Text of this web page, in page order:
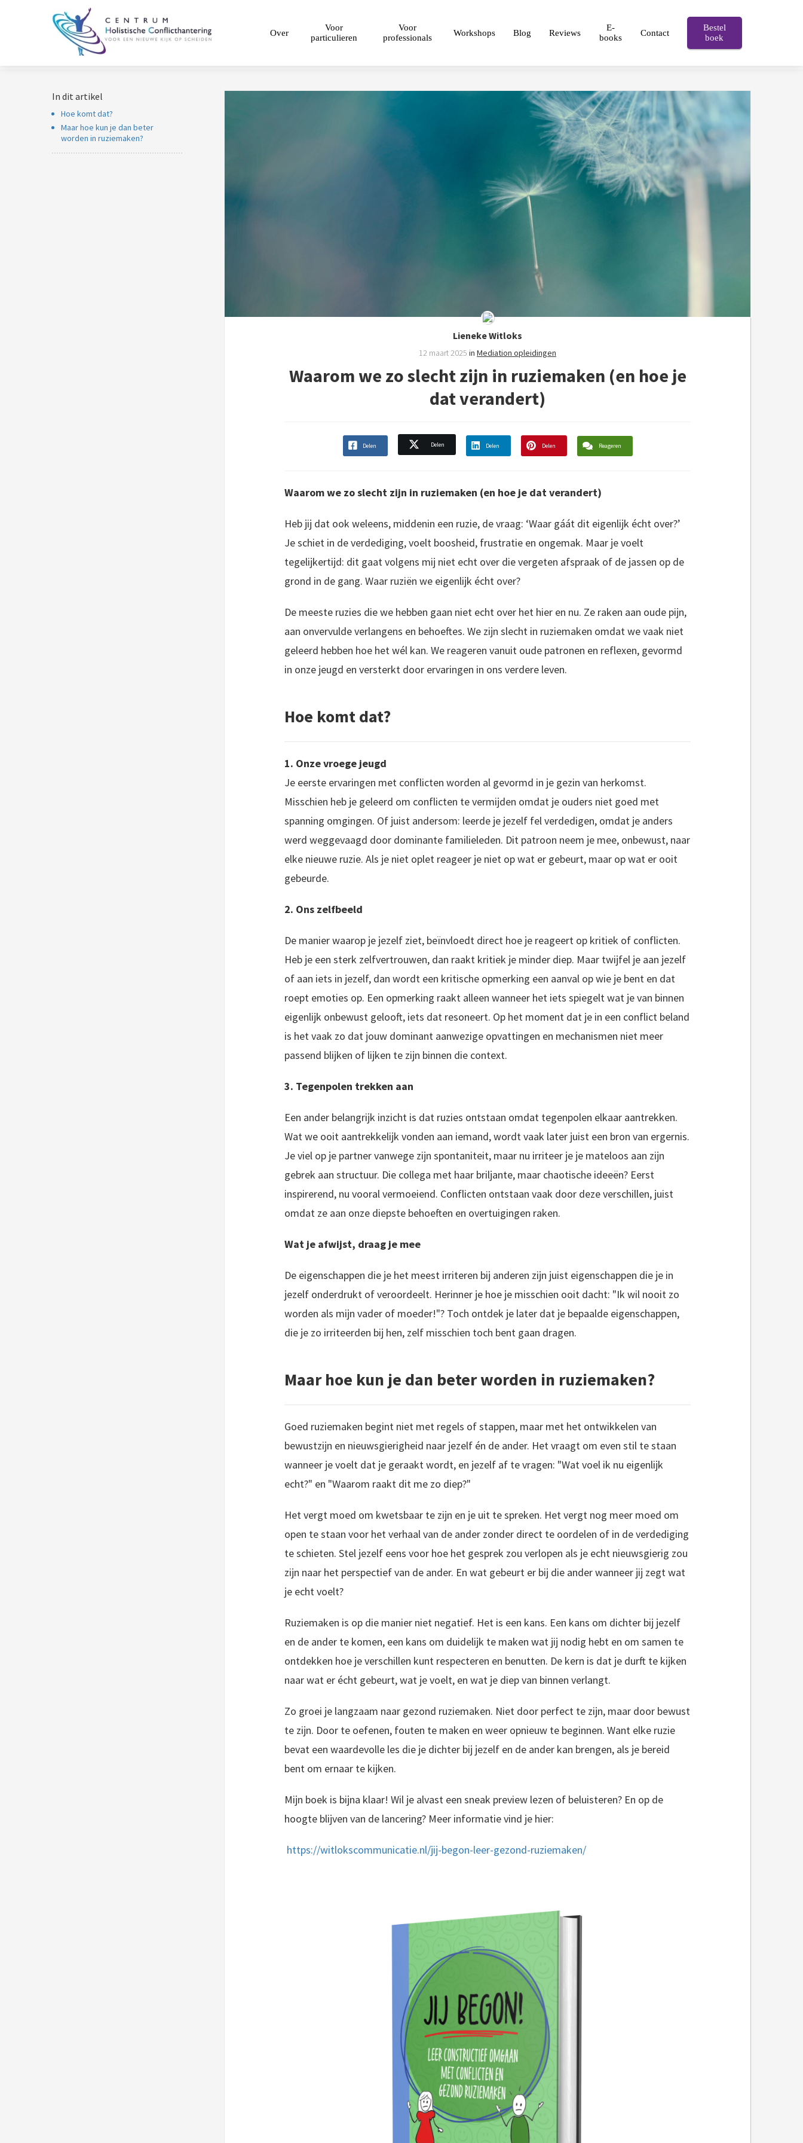
Over
Voor
particulieren
Voor
professionals
Workshops Blog Reviews
E-
books
Contact
Bestel
boek
In dit artikel
Hoe komt dat?
Maar hoe kun je dan beter
worden in ruziemaken?
Lieneke Witloks
12 maart 2025 in Mediation opleidingen
Waarom we zo slecht zijn in ruziemaken (en hoe je
dat verandert)
Delen Delen Delen Delen Reageren
Waarom we zo slecht zijn in ruziemaken (en hoe je dat verandert)
Heb jij dat ook weleens, middenin een ruzie, de vraag: ‘Waar gáát dit eigenlijk écht over?’
Je schiet in de verdediging, voelt boosheid, frustratie en ongemak. Maar je voelt
tegelijkertijd: dit gaat volgens mij niet echt over die vergeten afspraak of de jassen op de
grond in de gang. Waar ruziën we eigenlijk écht over?
De meeste ruzies die we hebben gaan niet echt over het hier en nu. Ze raken aan oude pijn,
aan onvervulde verlangens en behoeftes. We zijn slecht in ruziemaken omdat we vaak niet
geleerd hebben hoe het wél kan. We reageren vanuit oude patronen en reflexen, gevormd
in onze jeugd en versterkt door ervaringen in ons verdere leven.
Hoe komt dat?
1. Onze vroege jeugd
Je eerste ervaringen met conflicten worden al gevormd in je gezin van herkomst.
Misschien heb je geleerd om conflicten te vermijden omdat je ouders niet goed met
spanning omgingen. Of juist andersom: leerde je jezelf fel verdedigen, omdat je anders
werd weggevaagd door dominante familieleden. Dit patroon neem je mee, onbewust, naar
elke nieuwe ruzie. Als je niet oplet reageer je niet op wat er gebeurt, maar op wat er ooit
gebeurde.
2. Ons zelfbeeld
De manier waarop je jezelf ziet, beïnvloedt direct hoe je reageert op kritiek of conflicten.
Heb je een sterk zelfvertrouwen, dan raakt kritiek je minder diep. Maar twijfel je aan jezelf
of aan iets in jezelf, dan wordt een kritische opmerking een aanval op wie je bent en dat
roept emoties op. Een opmerking raakt alleen wanneer het iets spiegelt wat je van binnen
eigenlijk onbewust gelooft, iets dat resoneert. Op het moment dat je in een conflict beland
is het vaak zo dat jouw dominant aanwezige opvattingen en mechanismen niet meer
passend blijken of lijken te zijn binnen die context.
3. Tegenpolen trekken aan
Een ander belangrijk inzicht is dat ruzies ontstaan omdat tegenpolen elkaar aantrekken.
Wat we ooit aantrekkelijk vonden aan iemand, wordt vaak later juist een bron van ergernis.
Je viel op je partner vanwege zijn spontaniteit, maar nu irriteer je je mateloos aan zijn
gebrek aan structuur. Die collega met haar briljante, maar chaotische ideeën? Eerst
inspirerend, nu vooral vermoeiend. Conflicten ontstaan vaak door deze verschillen, juist
omdat ze aan onze diepste behoeften en overtuigingen raken.
Wat je afwijst, draag je mee
De eigenschappen die je het meest irriteren bij anderen zijn juist eigenschappen die je in
jezelf onderdrukt of veroordeelt. Herinner je hoe je misschien ooit dacht: "Ik wil nooit zo
worden als mijn vader of moeder!"? Toch ontdek je later dat je bepaalde eigenschappen,
die je zo irriteerden bij hen, zelf misschien toch bent gaan dragen.
Maar hoe kun je dan beter worden in ruziemaken?
Goed ruziemaken begint niet met regels of stappen, maar met het ontwikkelen van
bewustzijn en nieuwsgierigheid naar jezelf én de ander. Het vraagt om even stil te staan
wanneer je voelt dat je geraakt wordt, en jezelf af te vragen: "Wat voel ik nu eigenlijk
echt?" en "Waarom raakt dit me zo diep?"
Het vergt moed om kwetsbaar te zijn en je uit te spreken. Het vergt nog meer moed om
open te staan voor het verhaal van de ander zonder direct te oordelen of in de verdediging
te schieten. Stel jezelf eens voor hoe het gesprek zou verlopen als je echt nieuwsgierig zou
zijn naar het perspectief van de ander. En wat gebeurt er bij die ander wanneer jij zegt wat
je echt voelt?
Ruziemaken is op die manier niet negatief. Het is een kans. Een kans om dichter bij jezelf
en de ander te komen, een kans om duidelijk te maken wat jij nodig hebt en om samen te
ontdekken hoe je verschillen kunt respecteren en benutten. De kern is dat je durft te kijken
naar wat er écht gebeurt, wat je voelt, en wat je diep van binnen verlangt.
Zo groei je langzaam naar gezond ruziemaken. Niet door perfect te zijn, maar door bewust
te zijn. Door te oefenen, fouten te maken en weer opnieuw te beginnen. Want elke ruzie
bevat een waardevolle les die je dichter bij jezelf en de ander kan brengen, als je bereid
bent om ernaar te kijken.
Mijn boek is bijna klaar! Wil je alvast een sneak preview lezen of beluisteren? En op de
hoogte blijven van de lancering? Meer informatie vind je hier:
https://witlokscommunicatie.nl/jij-begon-leer-gezond-ruziemaken/